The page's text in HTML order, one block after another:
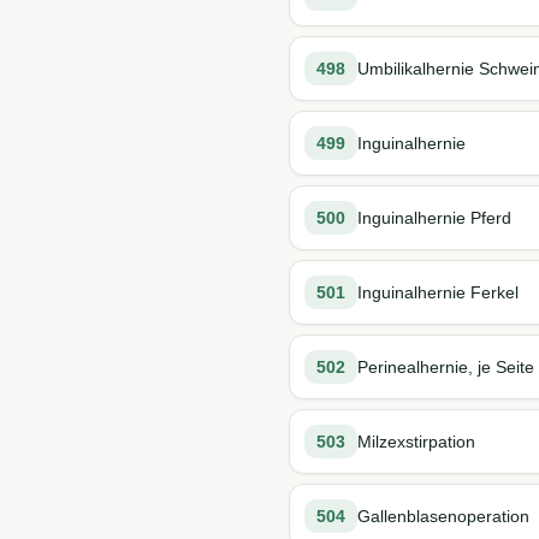
498 Umbilikalhernie
499 Inguinalhernie
500 Inguinalhernie Pferd
501 Inguinalhernie Ferkel
502 Perinealhernie, je Seite
503 Milzexstirpation
504 Gallenblasenoperation